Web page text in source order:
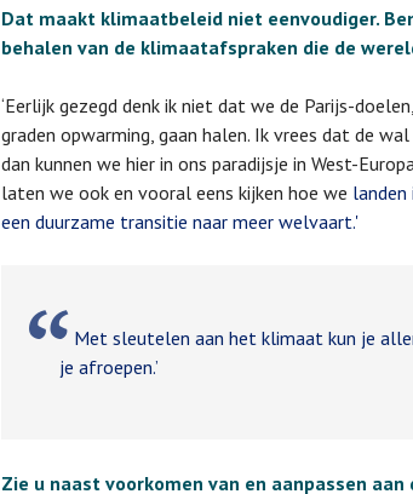
Dat maakt klimaatbeleid niet eenvoudiger.
behalen van de klimaatafspraken die de
‘Eerlijk gezegd denk ik niet dat we de Parijs-
graden opwarming, gaan halen. Ik vrees dat de
dan kunnen we hier in ons paradijsje in West-
laten we ook en vooral eens kijken hoe we landen
een duurzame transitie naar meer welvaart.'
Met sleutelen aan het klimaat kun je
je afroepen.’
Zie u naast voorkomen van en aanpassen aan